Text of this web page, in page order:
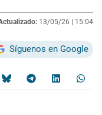
13/05/26 | 15:04
Síguenos en Google